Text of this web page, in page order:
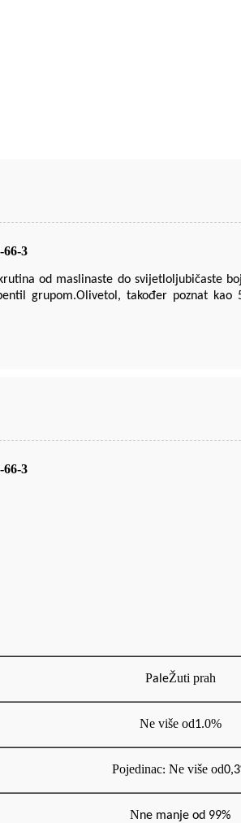
66-3
od maslinaste do svijetloljubičaste
grupom.Olivetol, također poznat
66-3
PaleŽuti prah
Ne više od1.0%
Pojedinac: Ne više od
Nne manje od 99%